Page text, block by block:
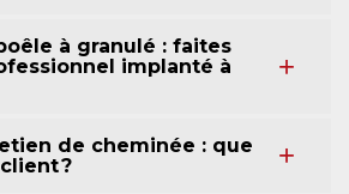
à granulé : faites
implanté à
de cheminée : que
?